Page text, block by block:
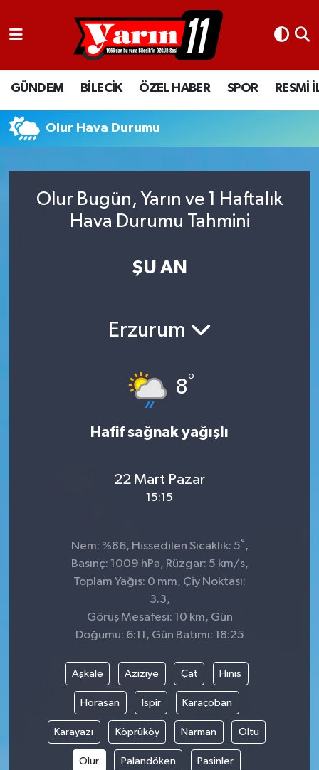
GÜNDEM BİLECİK ÖZEL HABER SPOR RESMİ
Olur Hava Durumu
Olur Bugün, Yarın ve 1 Haftalık
Hava Durumu Tahmini
ŞU AN
Erzurum
8°
Hafif sağnak yağışlı
22 Mart Pazar
15:15
Nem: %86, Hissedilen Sıcaklık: 5° ,
Basınç: 1009 hPa, Rüzgar: 5 km/s,
Toplam Yağış: 0 mm, Çiy Noktası:
3.3,
Görüş Mesafesi: 10 km, Gün
Doğumu: 6:11, Gün Batımı: 18:25
Aşkale Aziziye Çat Hınıs
Horasan İspir Karaçoban
Karayazı Köprüköy Narman Oltu
Olur Palandöken Pasinler
GÜNDEM
BİLECİK
ÖZEL HABER
RESMİ İLANLAR
Bilecik Nöbetçi Eczaneler
Bilecik Hava Durumu
Bilecik Namaz Vakitleri
Süper Lig Puan Durumu ve Fikstür
Son Dakika Haberleri